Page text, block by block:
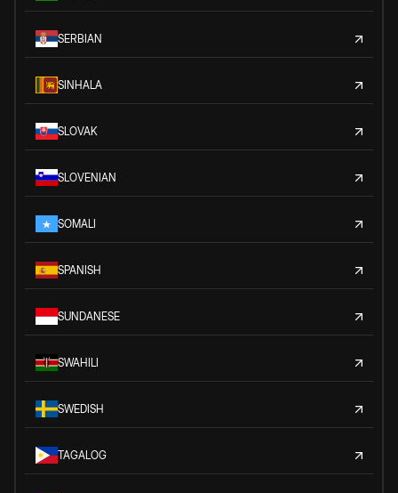
SERBIAN
SINHALA
SLOVAK
SLOVENIAN
SOMALI
SPANISH
SUNDANESE
SWAHILI
SWEDISH
TAGALOG